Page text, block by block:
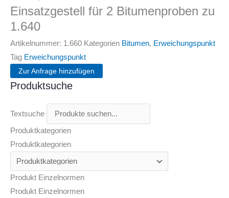
Einsatzgestell für 2 Bitumenproben zu
1.640
Artikelnummer: 1.660 Kategorien Bitumen, Erweichungspunkt
Tag Erweichungspunkt
Zur Anfrage hinzufügen
Produktsuche
Textsuche
Produktkategorien
Produktkategorien
Produkt Einzelnormen
Produkt Einzelnormen